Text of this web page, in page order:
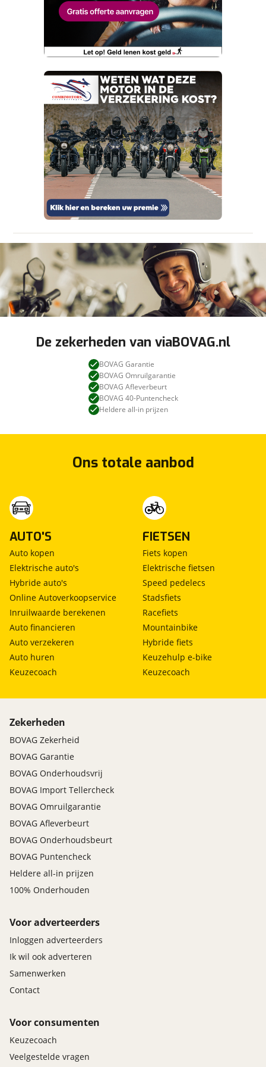
Tot ziens in Nieuwleusen!Vraag mijn proefrit aan
om je aanvraag zo goed mogelijk bij de
aanbieder te brengen. Lees hier meer over in
onzeprivacyverklaring .
Telefoonnummer (optioneel)
Verstuur mijn vraag
viaBOVAG.nl verwerkt je persoonsgegevens
om je aanvraag zo goed mogelijk bij de
aanbieder te brengen. Lees hier meer over in
onzeprivacyverklaring .
Wat klopt er niet?
Kan je ons nog meer vertellen? (optioneel)
Stuur mijn bevinding door
De zekerheden van viaBOVAG.nl
BOVAG Garantie
BOVAG Omruilgarantie
BOVAG Afleverbeurt
BOVAG 40-Puntencheck
Heldere all-in prijzen
Ons totale aanbod
AUTO'S
Auto kopen
Elektrische auto's
Hybride auto's
Online Autoverkoopservice
Inruilwaarde berekenen
Auto financieren
Auto verzekeren
Auto huren
Keuzecoach
FIETSEN
Fiets kopen
Elektrische fietsen
Speed pedelecs
Stadsfiets
Racefiets
Mountainbike
Hybride fiets
Keuzehulp e-bike
Keuzecoach
Zekerheden
BOVAG Zekerheid
BOVAG Garantie
BOVAG Onderhoudsvrij
BOVAG Import Tellercheck
BOVAG Omruilgarantie
BOVAG Afleverbeurt
BOVAG Onderhoudsbeurt
BOVAG Puntencheck
Heldere all-in prijzen
100% Onderhouden
Voor adverteerders
Inloggen adverteerders
Ik wil ook adverteren
Samenwerken
Contact
Voor consumenten
Keuzecoach
Veelgestelde vragen